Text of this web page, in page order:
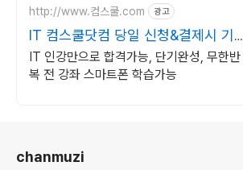
http://www.컴스쿨.com 광고
IT 컴스쿨닷컴 당일 신청&결제시 기프
티콘!
IT 인강만으로 합격가능, 단기완성, 무한반
복 전 강좌 스마트폰 학습가능
chanmuzi